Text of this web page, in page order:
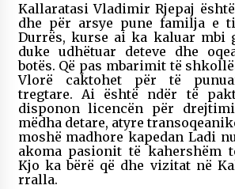
Kallaratasi Vladimir Rjepaj
dhe për arsye pune familja e
Durrës, kurse ai ka kaluar mbi
duke udhëtuar deteve dhe
botës. Që pas mbarimit të
Vlorë caktohet për të
tregtare. Ai është ndër të
disponon licencën për
mëdha detare, atyre
moshë madhore kapedan Ladi
akoma pasionit të kahershëm
Kjo ka bërë që dhe vizitat në
rralla.